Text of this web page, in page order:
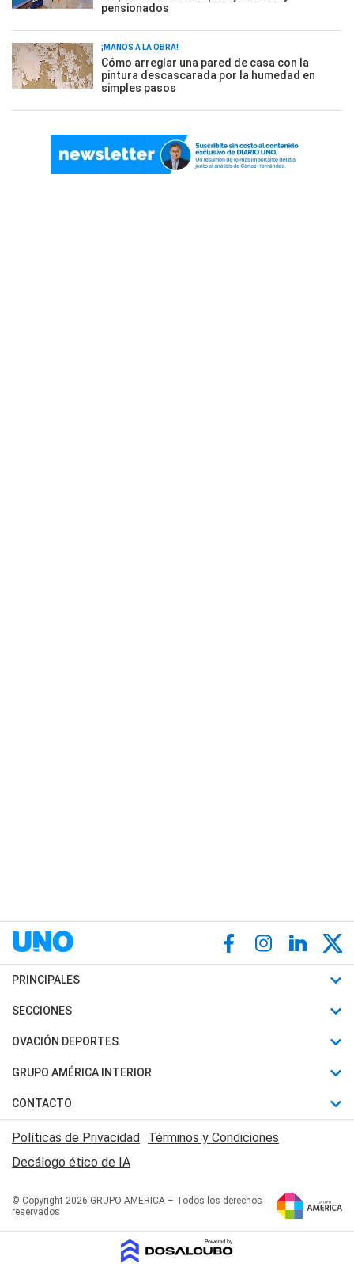
pensionados
¡MANOS A LA OBRA!
Cómo arreglar una pared de casa con la
pintura descascarada por la humedad en
simples pasos
PRINCIPALES
Últimas Noticias
Política
Judiciales
Economia
SECCIONES
Horóscopo
Motores
Trucos caseros
Series y Películas
Edictos y Solicitadas
OVACIÓN DEPORTES
Fútbol
Mundial
Automovilismo
Rugby
Básquet
GRUPO AMÉRICA INTERIOR
Canal 7 en Vivo
San Juan 8
CONTACTO
Acerca de Nosotros
Contactanos
Políticas de Privacidad Términos y Condiciones
Decálogo ético de IA
© Copyright 2026 GRUPO AMERICA – Todos los derechos
reservados